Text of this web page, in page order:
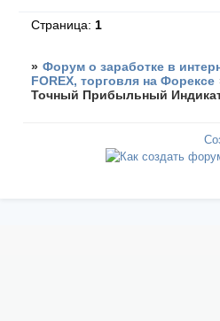
Страница: 1
» Форум о заработке в
FOREX, торговля на Форексе
Точный Прибыльный